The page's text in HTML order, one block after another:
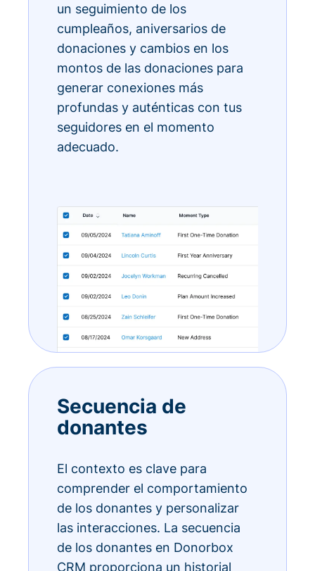
un seguimiento de los
cumpleaños, aniversarios de
donaciones y cambios en los
montos de las donaciones para
generar conexiones más
profundas y auténticas con tus
seguidores en el momento
adecuado.
Secuencia de
donantes
El contexto es clave para
comprender el comportamiento
de los donantes y personalizar
las interacciones. La secuencia
de los donantes en Donorbox
CRM proporciona un historial